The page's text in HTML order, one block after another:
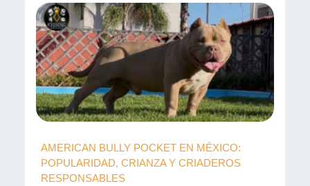
AMERICAN BULLY POCKET EN MÉXICO:
POPULARIDAD, CRIANZA Y CRIADEROS
RESPONSABLES